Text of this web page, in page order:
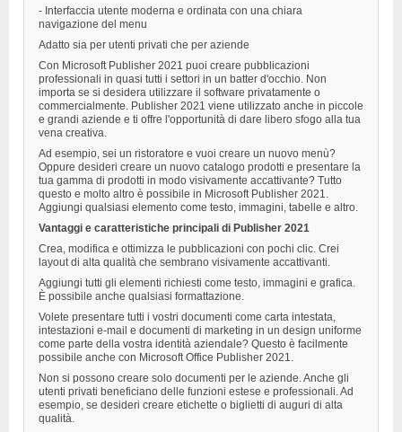
- Interfaccia utente moderna e ordinata con una chiara
navigazione del menu
Adatto sia per utenti privati ​​che per aziende
Con Microsoft Publisher 2021 puoi creare pubblicazioni
professionali in quasi tutti i settori in un batter d'occhio. Non
importa se si desidera utilizzare il software privatamente o
commercialmente. Publisher 2021 viene utilizzato anche in piccole
e grandi aziende e ti offre l'opportunità di dare libero sfogo alla tua
vena creativa.
Ad esempio, sei un ristoratore e vuoi creare un nuovo menù?
Oppure desideri creare un nuovo catalogo prodotti e presentare la
tua gamma di prodotti in modo visivamente accattivante? Tutto
questo e molto altro è possibile in Microsoft Publisher 2021.
Aggiungi qualsiasi elemento come testo, immagini, tabelle e altro.
Vantaggi e caratteristiche principali di Publisher 2021
Crea, modifica e ottimizza le pubblicazioni con pochi clic. Crei
layout di alta qualità che sembrano visivamente accattivanti.
Aggiungi tutti gli elementi richiesti come testo, immagini e grafica.
È possibile anche qualsiasi formattazione.
Volete presentare tutti i vostri documenti come carta intestata,
intestazioni e-mail e documenti di marketing in un design uniforme
come parte della vostra identità aziendale? Questo è facilmente
possibile anche con Microsoft Office Publisher 2021.
Non si possono creare solo documenti per le aziende. Anche gli
utenti privati ​​beneficiano delle funzioni estese e professionali. Ad
esempio, se desideri creare etichette o biglietti di auguri di alta
qualità.